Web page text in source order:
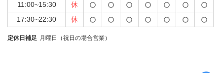
11:00~15:30
休
17:30~22:30
休
定休日補足 月曜日（祝日の場合営業）